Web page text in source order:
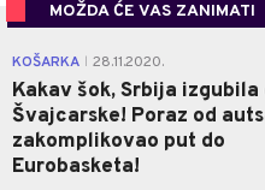
MOŽDA ĆE VAS ZANIMATI
KOŠARKA 28.11.2020.
Kakav šok, Srbija izgubila
Švajcarske! Poraz od
zakomplikovao put do
Eurobasketa!